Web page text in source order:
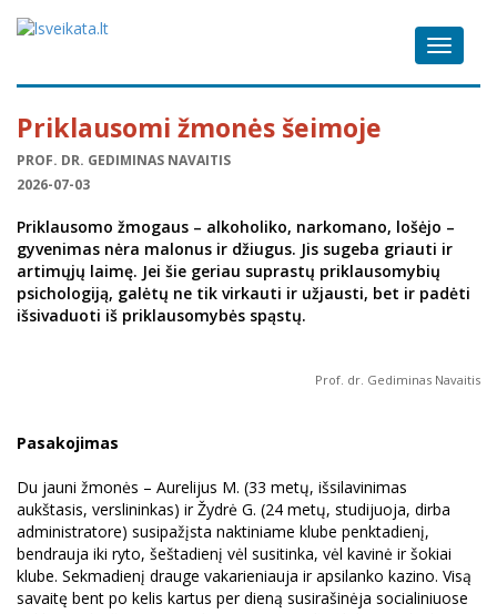
Toggle
Priklausomi žmonės šeimoje
PROF. DR. GEDIMINAS NAVAITIS
2026-07-03
Priklausomo žmogaus – alkoholiko, narkomano, lošėjo –
gyvenimas nėra malonus ir džiugus. Jis sugeba griauti ir
artimųjų laimę. Jei šie geriau suprastų priklausomybių
psichologiją, galėtų ne tik virkauti ir užjausti, bet ir padėti
išsivaduoti iš priklausomybės spąstų.
Prof. dr. Gediminas Navaitis
Pasakojimas
Du jauni žmonės – Aurelijus M. (33 metų, išsilavinimas
aukštasis, verslininkas) ir Žydrė G. (24 metų, studijuoja, dirba
administratore) susipažįsta naktiniame klube penktadienį,
bendrauja iki ryto, šeštadienį vėl susitinka, vėl kavinė ir šokiai
klube. Sekmadienį drauge vakarieniauja ir apsilanko kazino. Visą
savaitę bent po kelis kartus per dieną susirašinėja socialiniuose